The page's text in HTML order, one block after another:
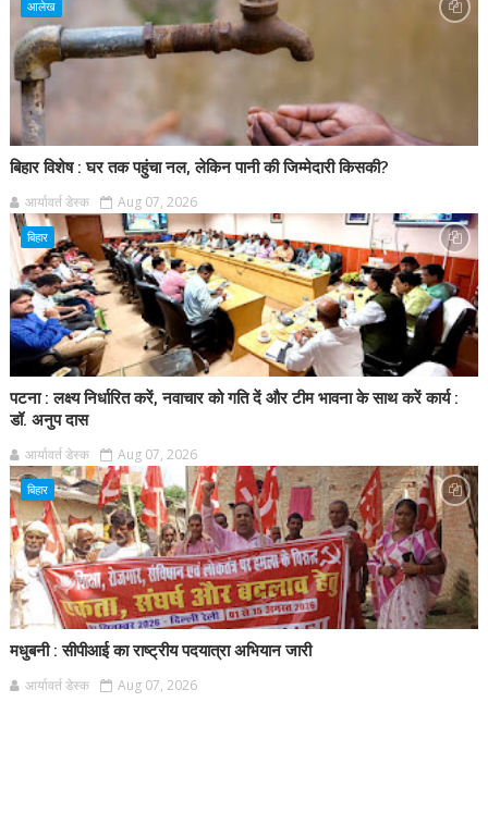
आलेख
बिहार विशेष : घर तक पहुंचा नल, लेकिन पानी की जिम्मेदारी किसकी?
आर्यावर्त डेस्क Aug 07, 2026
बिहार
पटना : लक्ष्य निर्धारित करें, नवाचार को गति दें और टीम भावना के साथ करें कार्य :
डॉ. अनुप दास
आर्यावर्त डेस्क Aug 07, 2026
बिहार
मधुबनी : सीपीआई का राष्ट्रीय पदयात्रा अभियान जारी
आर्यावर्त डेस्क Aug 07, 2026